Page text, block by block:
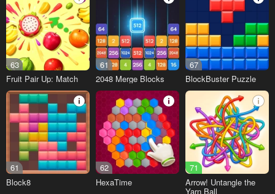
63
Fruit Pair Up: Match
61
2048 Merge Blocks
67
BlockBuster Puzzle
61
Block8
62
HexaTime
71
Arrow! Untangle the
Yarn Ball